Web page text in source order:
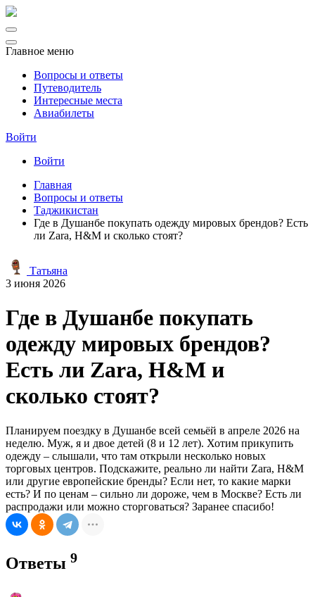
Главное меню
Вопросы и ответы
Путеводитель
Интересные места
Авиабилеты
Войти
Войти
Главная
Вопросы и ответы
Таджикистан
Где в Душанбе покупать одежду мировых брендов? Есть
ли Zara, H&M и сколько стоят?
Татьяна
3 июня 2026
Где в Душанбе покупать
одежду мировых брендов?
Есть ли Zara, H&M и
сколько стоят?
Планируем поездку в Душанбе всей семьёй в апреле 2026 на
неделю. Муж, я и двое детей (8 и 12 лет). Хотим прикупить
одежду – слышали, что там открыли несколько новых
торговых центров. Подскажите, реально ли найти Zara, H&M
или другие европейские бренды? Если нет, то какие марки
есть? И по ценам – сильно ли дороже, чем в Москве? Есть ли
распродажи или можно сторговаться? Заранее спасибо!
Ответы 9